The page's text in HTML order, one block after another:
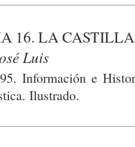
16. LA
Luis
Información e
Ilustrado.